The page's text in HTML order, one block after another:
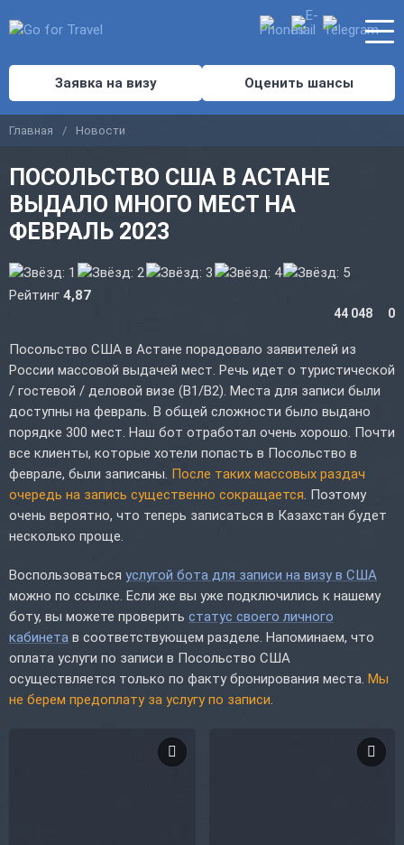
Заявка на визу Оценить шансы
Главная Новости
ПОСОЛЬСТВО США В АСТАНЕ
ВЫДАЛО МНОГО МЕСТ НА
ФЕВРАЛЬ 2023
Рейтинг 4,87
44 048 0
Посольство США в Астане порадовало заявителей из
России массовой выдачей мест. Речь идет о туристической
/ гостевой / деловой визе (B1/B2). Места для записи были
доступны на февраль. В общей сложности было выдано
порядке 300 мест. Наш бот отработал очень хорошо. Почти
все клиенты, которые хотели попасть в Посольство в
феврале, были записаны. После таких массовых раздач
очередь на запись существенно сокращается . Поэтому
очень вероятно, что теперь записаться в Казахстан будет
несколько проще.
Воспользоваться услугой бота для записи на визу в США
можно по ссылке. Если же вы уже подключились к нашему
боту, вы можете проверить статус своего личного
кабинета в соответствующем разделе. Напоминаем, что
оплата услуги по записи в Посольство США
осуществляется только по факту бронирования места. Мы
не берем предоплату за услугу по записи